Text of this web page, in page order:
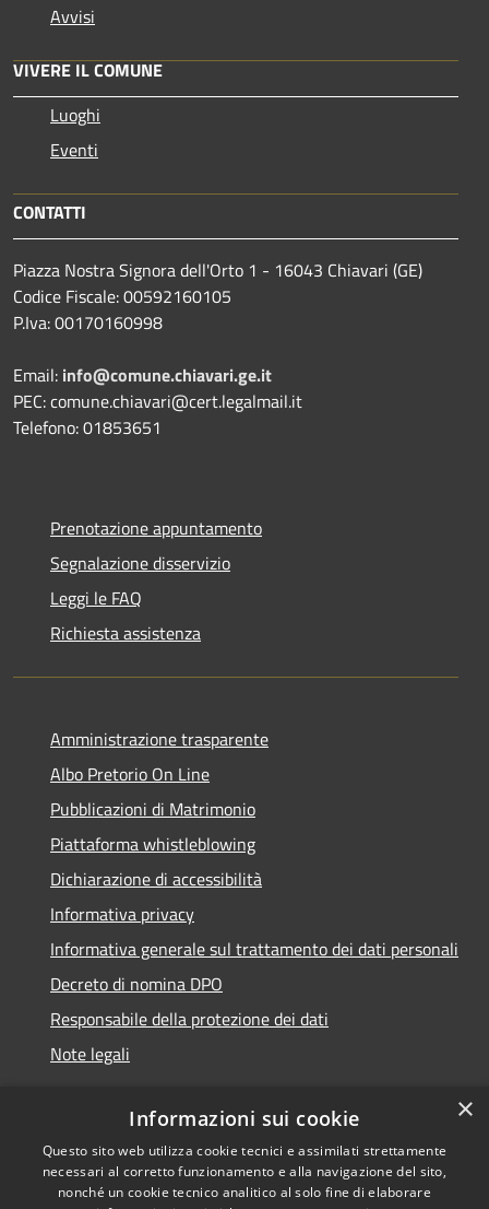
Avvisi
VIVERE IL COMUNE
Luoghi
Eventi
CONTATTI
Piazza Nostra Signora dell'Orto 1 - 16043 Chiavari (GE)
Codice Fiscale: 00592160105
P.Iva: 00170160998
Email: info@comune.chiavari.ge.it
PEC: comune.chiavari@cert.legalmail.it
Telefono: 01853651
Prenotazione appuntamento
Segnalazione disservizio
Leggi le FAQ
Richiesta assistenza
Amministrazione trasparente
Albo Pretorio On Line
Pubblicazioni di Matrimonio
Piattaforma whistleblowing
Dichiarazione di accessibilità
Informativa privacy
Informativa generale sul trattamento dei dati personali
Decreto di nomina DPO
Responsabile della protezione dei dati
Note legali
RSS
Accessibilità
© 2021 - 2026 Comune di
Chiavari -Area Riservata
×
Informazioni sui cookie
Questo sito web utilizza cookie tecnici e assimilati strettamente
necessari al corretto funzionamento e alla navigazione del sito,
nonché un cookie tecnico analitico al solo fine di elaborare